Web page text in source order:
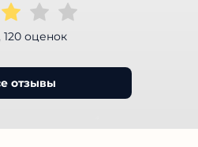
оценок
отзывы